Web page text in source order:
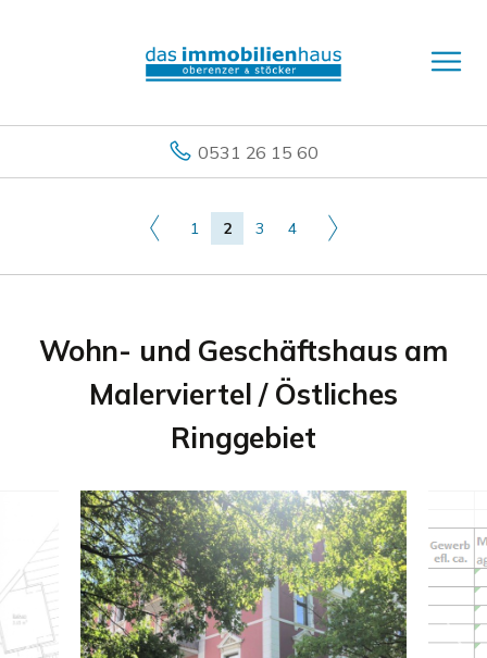
0531 26 15 60
1 2 3 4
Wohn- und Geschäftshaus am
Malerviertel / Östliches
Ringgebiet